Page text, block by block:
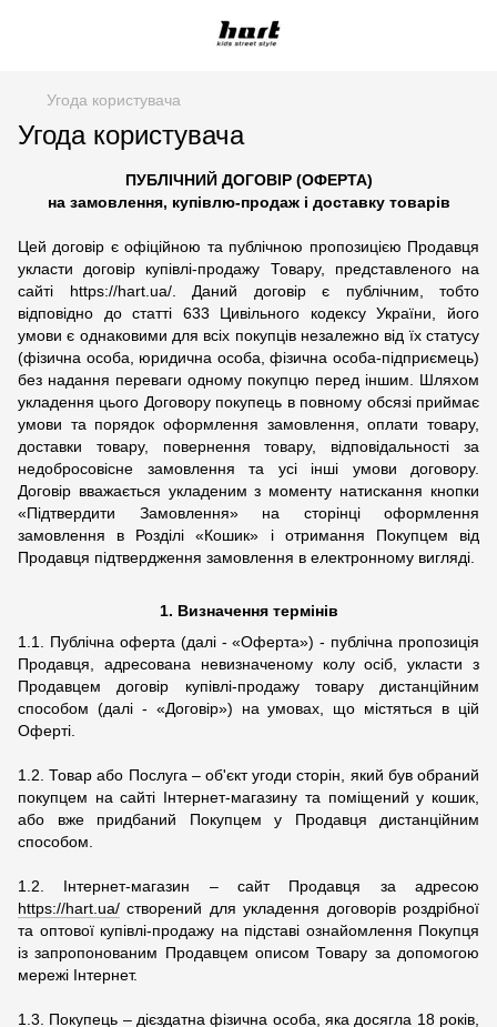
Угода користувача
Угода користувача
ПУБЛІЧНИЙ ДОГОВІР (ОФЕРТА)
на замовлення, купівлю-продаж і доставку товарів
Цей договір є офіційною та публічною пропозицією Продавця
укласти договір купівлі-продажу Товару, представленого на
сайті https://hart.ua/. Даний договір є публічним, тобто
відповідно до статті 633 Цивільного кодексу України, його
умови є однаковими для всіх покупців незалежно від їх статусу
(фізична особа, юридична особа, фізична особа-підприємець)
без надання переваги одному покупцю перед іншим. Шляхом
укладення цього Договору покупець в повному обсязі приймає
умови та порядок оформлення замовлення, оплати товару,
доставки товару, повернення товару, відповідальності за
недобросовісне замовлення та усі інші умови договору.
Договір вважається укладеним з моменту натискання кнопки
«Підтвердити Замовлення» на сторінці оформлення
замовлення в Розділі «Кошик» і отримання Покупцем від
Продавця підтвердження замовлення в електронному вигляді.
1. Визначення термінів
1.1. Публічна оферта (далі - «Оферта») - публічна пропозиція
Продавця, адресована невизначеному колу осіб, укласти з
Продавцем договір купівлі-продажу товару дистанційним
способом (далі - «Договір») на умовах, що містяться в цій
Оферті.
1.2. Товар або Послуга – об'єкт угоди сторін, який був обраний
покупцем на сайті Інтернет-магазину та поміщений у кошик,
або вже придбаний Покупцем у Продавця дистанційним
способом.
1.2. Інтернет-магазин – сайт Продавця за адресою
https://hart.ua/ створений для укладення договорів роздрібної
та оптової купівлі-продажу на підставі ознайомлення Покупця
із запропонованим Продавцем описом Товару за допомогою
мережі Інтернет.
1.3. Покупець – дієздатна фізична особа, яка досягла 18 років,